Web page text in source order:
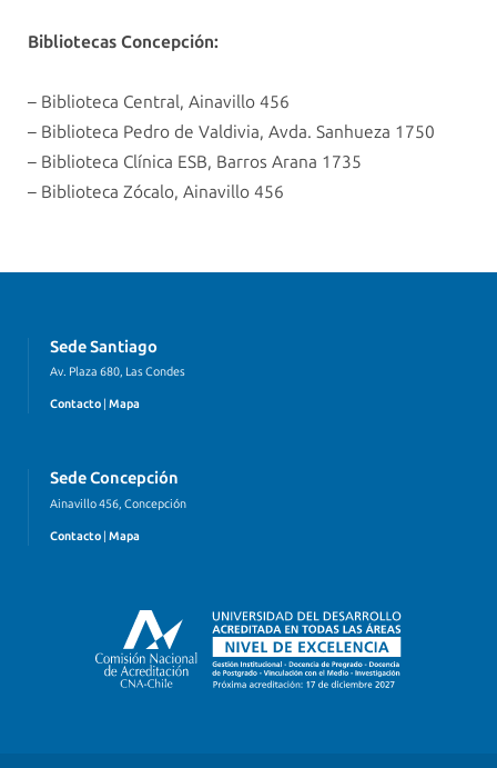
Bibliotecas Concepción:
– Biblioteca Central, Ainavillo 456
– Biblioteca Pedro de Valdivia, Avda. Sanhueza 1750
– Biblioteca Clínica ESB, Barros Arana 1735
– Biblioteca Zócalo, Ainavillo 456
Sede Santiago
Av. Plaza 680, Las Condes
Contacto Mapa
Sede Concepción
Ainavillo 456, Concepción
Contacto | Mapa